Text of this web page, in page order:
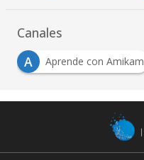
Canales
A
Aprende con Amikam